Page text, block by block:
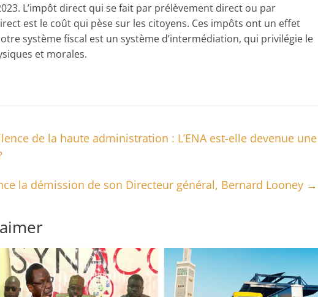
L’impôt direct qui se fait par prélèvement direct ou par
est le coût qui pèse sur les citoyens. Ces impôts ont un effet
système fiscal est un système d’intermédiation, qui privilégie le
et morales.
de la haute administration : L’ENA est-elle devenue une
la démission de son Directeur général, Bernard Looney →